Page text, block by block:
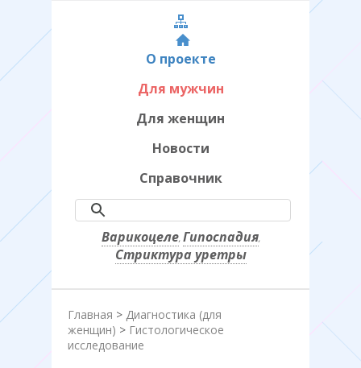
О проекте
Для мужчин
Для женщин
Новости
Справочник
Варикоцеле, Гипоспадия,
Стриктура уретры
Главная > Диагностика (для
женщин) > Гистологическое
исследование